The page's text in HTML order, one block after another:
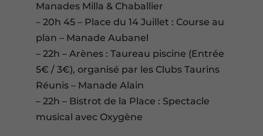
Manades Milla & Chaballier
– 20h 45 – Place du 14 Juillet : Course au
plan – Manade Aubanel
– 22h – Arènes : Taureau piscine (Entrée
5€ / 3€), organisé par les Clubs Taurins
Réunis – Manade Alain
– 22h – Bistrot de la Place : Spectacle
musical avec Oxygène